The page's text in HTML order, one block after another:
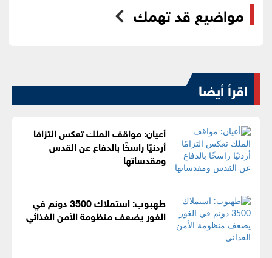
مواضيع قد تهمك
اقرأ أيضا
أعيان: مواقف الملك تعكس التزامًا
أردنيًا راسخًا بالدفاع عن القدس
ومقدساتها
طهبوب: استملاك 3500 دونم في
الغور يضعف منظومة الأمن الغذائي